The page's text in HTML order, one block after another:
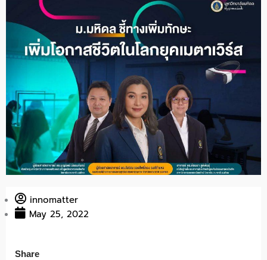
innomatter
May 25, 2022
Share